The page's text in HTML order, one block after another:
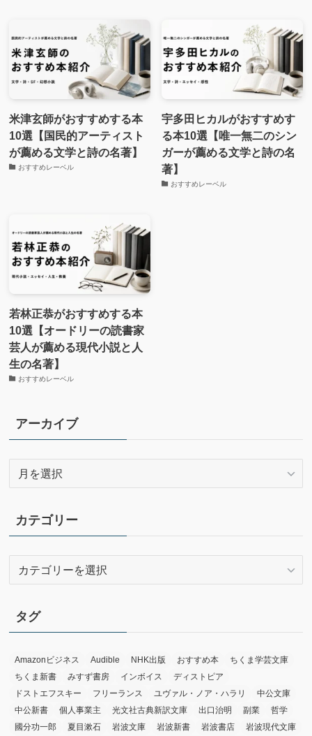
米津玄師がおすすめする本
10選【国民的アーティスト
が薦める文学と詩の名著】
おすすめレーベル
宇多田ヒカルがおすすめす
る本10選【唯一無二のシン
ガーが薦める文学と詩の名
著】
おすすめレーベル
若林正恭がおすすめする本
10選【オードリーの読書家
芸人が薦める現代小説と人
生の名著】
おすすめレーベル
アーカイブ
イ
ブ
カテゴリー
リ
ー
タグ
Amazonビジネス Audible NHK出版 おすすめ本
ちくま学芸文庫
ちくま新書
みすず書房 インボイス
ディストピア
ドストエフスキー
フリーランス ユヴァル・ノア・ハラリ
中公文庫
中公新書
個人事業主 光文社古典新訳文庫 出口治明 副業
哲学
國分功一郎
夏目漱石 岩波文庫 岩波新書 岩波書店 岩波現代文庫